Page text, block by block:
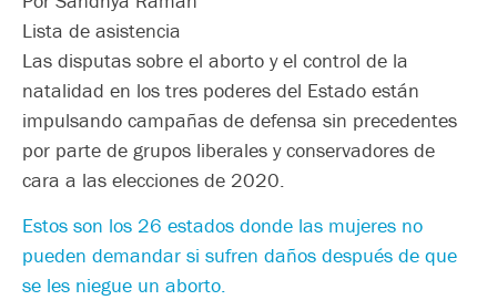
Lista de asistencia
Las disputas sobre el aborto y el control de la
natalidad en los tres poderes del Estado están
impulsando campañas de defensa sin precedentes
por parte de grupos liberales y conservadores de
cara a las elecciones de 2020.
Estos son los 26 estados donde las mujeres no
pueden demandar si sufren daños después de que
se les niegue un aborto.